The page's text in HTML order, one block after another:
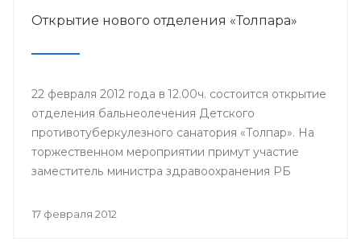
им.Г.Г.Куватова и другие.
Открытие нового отделения «Толпара»
22 февраля 2012 года в 12.00ч. состоится открытие
отделения бальнеолечения Детского
противотуберкулезного санатория «Толпар». На
торжественном мероприятии примут участие
заместитель министра здравоохранения РБ
фтизиопульмонологии Башкирского
17 февраля 2012